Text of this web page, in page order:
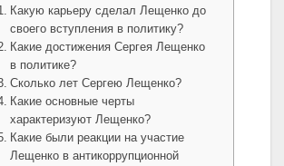
Какую карьеру сделал Лещенко до
своего вступления в политику?
Какие достижения Сергея Лещенко
в политике?
Сколько лет Сергею Лещенко?
Какие основные черты
характеризуют Лещенко?
Какие были реакции на участие
Лещенко в антикоррупционной